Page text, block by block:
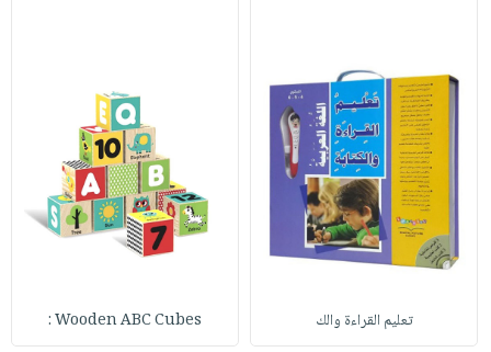
تعليم القراءة والك Wooden ABC Cubes :